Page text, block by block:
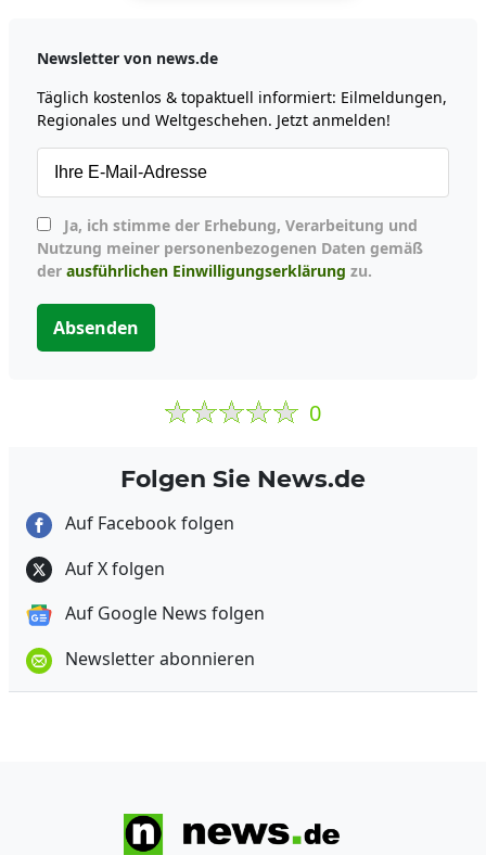
Newsletter von news.de
Täglich kostenlos & topaktuell informiert: Eilmeldungen,
Regionales und Weltgeschehen. Jetzt anmelden!
Nutzung meiner personenbezogenen Daten gemäß
der ausführlichen Einwilligungserklärung zu.
Absenden
0
Folgen Sie News.de
Auf Facebook folgen
Auf X folgen
Auf Google News folgen
Newsletter abonnieren